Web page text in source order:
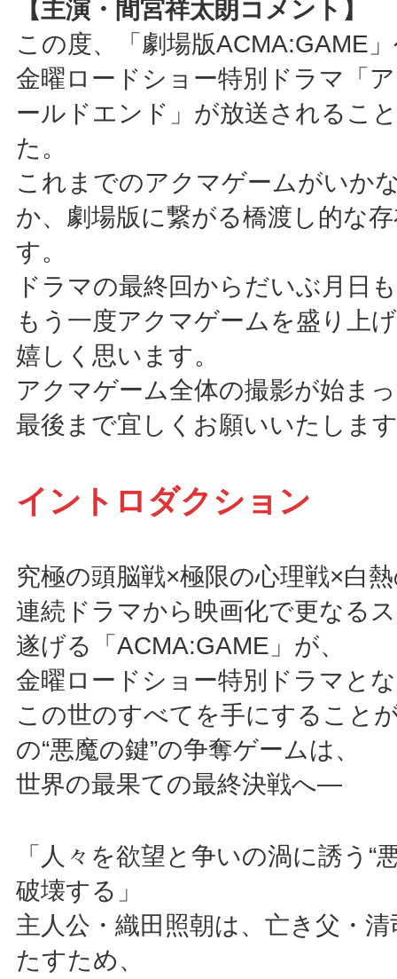
【主演・間宮祥太朗コメント】
この度、「劇場版ACMA:GAME
金曜ロードショー特別ドラマ「
ールドエンド」が放送されるこ
た。
これまでのアクマゲームがいか
か、劇場版に繋がる橋渡し的な
す。
ドラマの最終回からだいぶ月日
もう一度アクマゲームを盛り上
嬉しく思います。
アクマゲーム全体の撮影が始ま
最後まで宜しくお願いいたしま
イントロダクション
究極の頭脳戦×極限の心理戦×白
連続ドラマから映画化で更なる
遂げる「ACMA:GAME」が、
金曜ロードショー特別ドラマと
この世のすべてを手にすること
の“悪魔の鍵”の争奪ゲームは、
世界の最果ての最終決戦へ―
「人々を欲望と争いの渦に誘う“
破壊する」
主人公・織田照朝は、亡き父・
たすため、